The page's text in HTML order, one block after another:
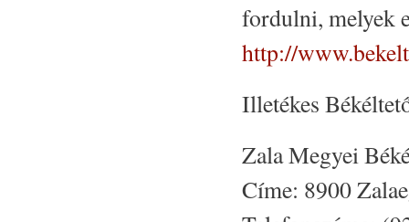
fordulni, melyek
http://
Illetékes
Zala Megyei
Címe: 8900